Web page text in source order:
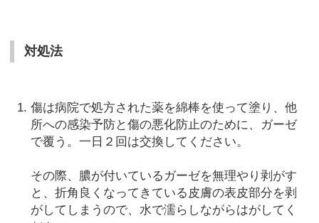
対処法
傷は病院で処方された薬を綿棒を使って塗り、他
所への感染予防と傷の悪化防止のために、ガーゼ
で覆う。一日２回は交換してください。
その際、膿が付いているガーゼを無理やり剥がす
と、折角良くなってきている皮膚の表皮部分を剥
がしてしまうので、水で濡らしながらはがしてく